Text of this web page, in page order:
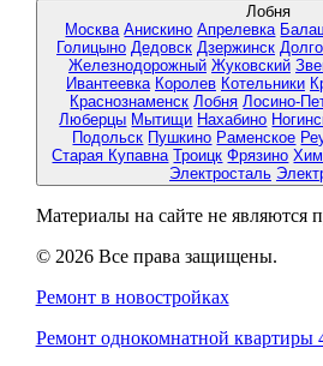
Лобня
Москва Анискино Апрелевка
Голицыно Дедовск Дзержинск
Железнодорожный Жуковский
Ивантеевка Королев Котельники
Краснознаменск Лобня Лосино-
Люберцы Мытищи Нахабино
Подольск Пушкино Раменское
Старая Купавна Троицк Фрязино
Электросталь
Материалы на сайте не являются
© 2026 Все права защищены.
Ремонт в новостройках
Ремонт однокомнатной квартиры